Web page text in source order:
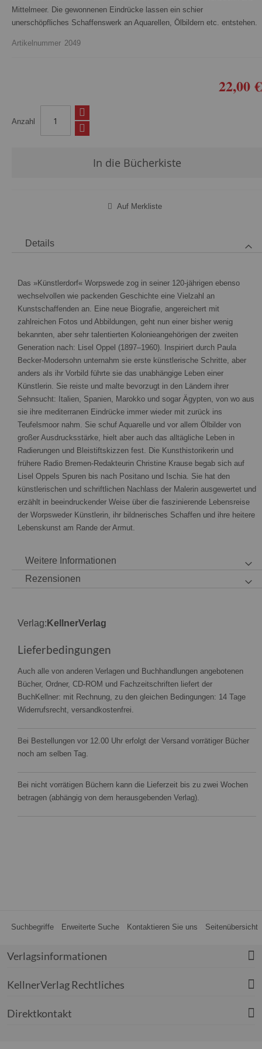
Mittelmeer. Die gewonnenen Eindrücke lassen ein schier
unerschöpfliches Schaffenswerk an Aquarellen, Ölbildern etc. entstehen.
Artikelnummer 2049
22,00 €
Anzahl
In die Bücherkiste
Auf Merkliste
Details
Das »Künstlerdorf« Worpswede zog in seiner 120-jährigen ebenso
wechselvollen wie packenden Geschichte eine Vielzahl an
Kunstschaffenden an. Eine neue Biografie, angereichert mit
zahlreichen Fotos und Abbildungen, geht nun einer bisher wenig
bekannten, aber sehr talentierten Kolonieangehörigen der zweiten
Generation nach: Lisel Oppel (1897–1960). Inspiriert durch Paula
Becker-Modersohn unternahm sie erste künstlerische Schritte, aber
anders als ihr Vorbild führte sie das unabhängige Leben einer
Künstlerin. Sie reiste und malte bevorzugt in den Ländern ihrer
Sehnsucht: Italien, Spanien, Marokko und sogar Ägypten, von wo aus
sie ihre mediterranen Eindrücke immer wieder mit zurück ins
Teufelsmoor nahm. Sie schuf Aquarelle und vor allem Ölbilder von
großer Ausdrucksstärke, hielt aber auch das alltägliche Leben in
Radierungen und Bleistiftskizzen fest. Die Kunsthistorikerin und
frühere Radio Bremen-Redakteurin Christine Krause begab sich auf
Lisel Oppels Spuren bis nach Positano und Ischia. Sie hat den
künstlerischen und schriftlichen Nachlass der Malerin ausgewertet und
erzählt in beeindruckender Weise über die faszinierende Lebensreise
der Worpsweder Künstlerin, ihr bildnerisches Schaffen und ihre heitere
Lebenskunst am Rande der Armut.
Weitere Informationen
Rezensionen
Verlag:KellnerVerlag
Lieferbedingungen
Auch alle von anderen Verlagen und Buchhandlungen angebotenen
Bücher, Ordner, CD-ROM und Fachzeitschriften liefert der
BuchKellner: mit Rechnung, zu den gleichen Bedingungen: 14 Tage
Widerrufsrecht, versandkostenfrei.
Bei Bestellungen vor 12.00 Uhr erfolgt der Versand vorrätiger Bücher
noch am selben Tag.
Bei nicht vorrätigen Büchern kann die Lieferzeit bis zu zwei Wochen
betragen (abhängig von dem herausgebenden Verlag).
Suchbegriffe Erweiterte Suche Kontaktieren Sie uns Seitenübersicht
Verlagsinformationen
KellnerVerlag Rechtliches
Direktkontakt